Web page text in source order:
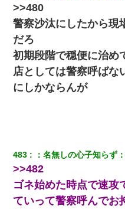
引先のトップが母方の叔父だ
子供の頃、母の弟にイタズラ
ってしまった。拒絶したら「
で両親に全部話した。
私「結婚やめるわ」 婚約者「
生保レディと行為する為に駆
ｗｗｗｗｗ
>>480
警察沙汰にしたから現
だろ
初期段階で穏便に治め
店としては警察呼ばな
にしかならんが
483 ：名無しの心子知らず
>>482
ゴネ始めた時点で速攻
ていって警察呼んでお